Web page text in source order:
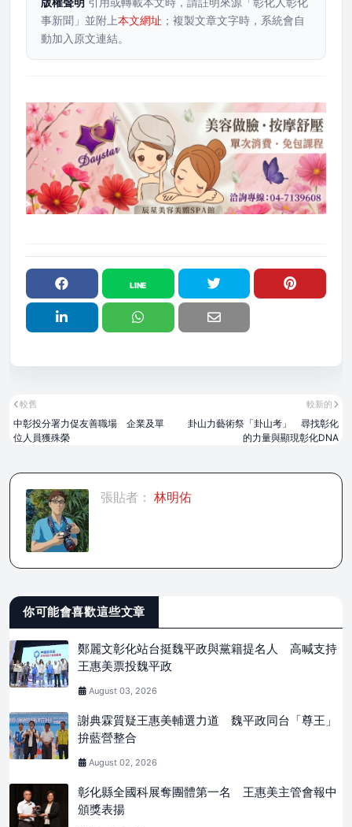
事新聞」並附上本文網址 ；複製文章文字時，系統會自
動加入原文連結。
較新的
卦山力藝術祭「卦山考」 尋找彰化
的力量與顯現彰化DNA
較舊
中彰投分署力促友善職場 企業及單
位人員獲殊榮
張貼者： 林明佑
你可能會喜歡這些文章
鄭麗文彰化站台挺魏平政與黨籍提名人 高喊支持
王惠美票投魏平政
August 03, 2026
謝典霖質疑王惠美輔選力道 魏平政同台「尊王」
拚藍營整合
August 02, 2026
彰化縣全國科展奪團體第一名 王惠美主管會報中
頒獎表揚